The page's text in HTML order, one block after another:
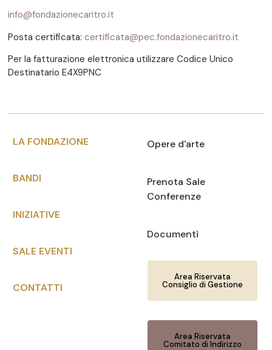
info@fondazionecaritro.it
Posta certificata: certificata@pec.fondazionecaritro.it
Per la fatturazione elettronica utilizzare Codice Unico
Destinatario E4X9PNC
LA FONDAZIONE
BANDI
INIZIATIVE
SALE EVENTI
CONTATTI
Opere d'arte
Prenota Sale
Conferenze
Documenti
Area Riservata
Consiglio di Gestione
Area Riservata
Comitato di Indirizzo